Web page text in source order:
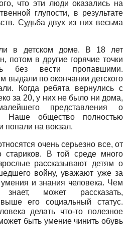
что эти люди оказались на
глупости, в результате
Судьба двух из них весьма
в детском доме. В 18 лет
потом в другие горячие точки
без вести пропавшими.
выдали по окончании детского
Когда ребята вернулись с
за 20, у них не было ни дома,
представления о
Наше общество полностью
попали на вокзал.
очень серьезно все, от
стариков. В той среде много
рассказывают детям о
войну, уважают уже за
и знания человека. Чем
может рассказать,
его социальный статус.
делать что-то полезное
быть умение чинить обувь